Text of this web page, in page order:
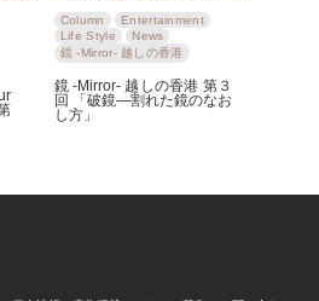
Column
Entertainment
Life Style
News
鏡 -Mirror- 越しの香港
鏡 -Mirror- 越しの香港 第３
回 「破鏡―割れた鏡のなお
し方」